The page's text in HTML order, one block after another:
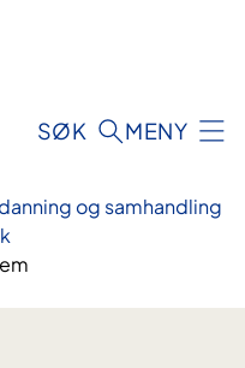
SØK MENY
og samhandling